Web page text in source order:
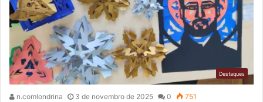
Destaques
n.comlondrina 3 de novembro de 2025 0 751